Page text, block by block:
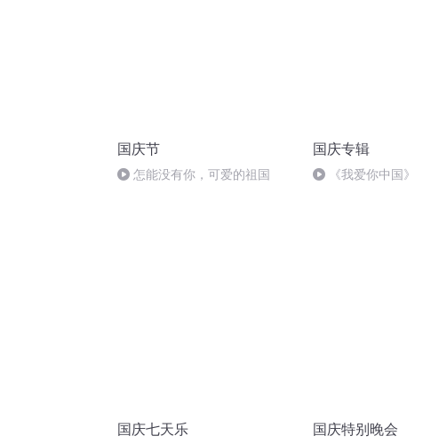
国庆节
怎能没有你，可爱的祖国
国庆专辑
《我爱你中国》
国庆七天乐 国庆特别晚会